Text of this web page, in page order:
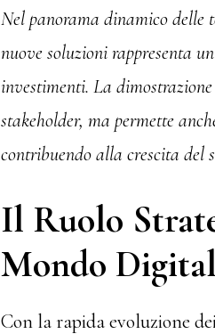
Nel panorama dinamico delle
nuove soluzioni rappresenta
investimenti. La
stakeholder, ma permette
contribuendo alla crescita del
Il Ruolo
Mondo
Con la rapida evoluzione